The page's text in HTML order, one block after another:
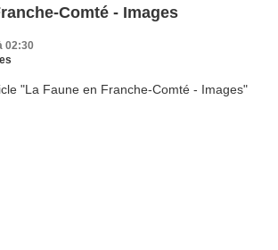
Comté - Images
02:30